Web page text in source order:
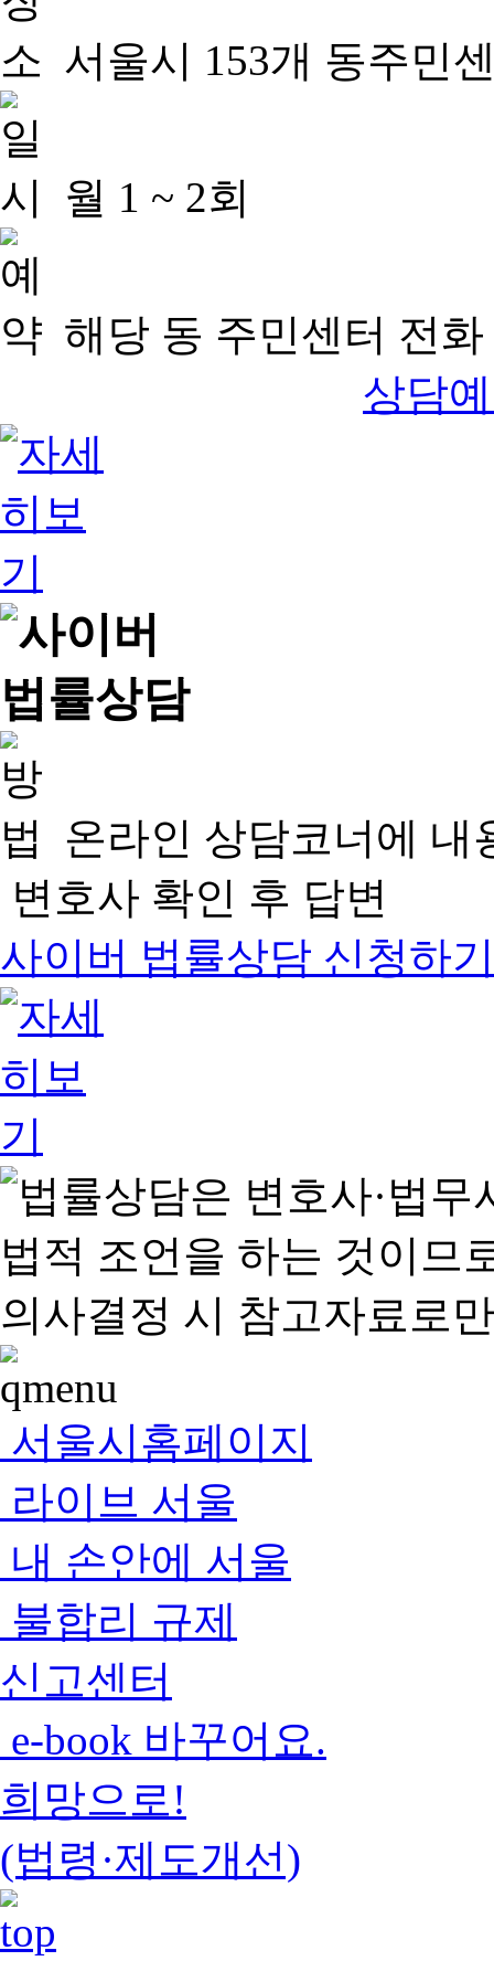
서울시 153개 동주민
월 1 ~ 2회
해당 동 주민센터 전
상담
온라인 상담코너에 내
변호사 확인 후 답변
사이버 법률상담 신청하기
서울시홈페이지
라이브 서울
내 손안에 서울
불합리 규제
신고센터
e-book 바꾸어요.
희망으로!
(법령·제도개선)